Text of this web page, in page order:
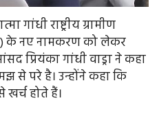
गांधी राष्ट्रीय ग्रामीण
के नए नामकरण को लेकर
प्रियंका गांधी वाड्रा ने कहा
से परे है। उन्होंने कहा कि
होते हैं।